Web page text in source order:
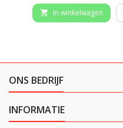
 In winkelwagen
ONS BEDRIJF
INFORMATIE